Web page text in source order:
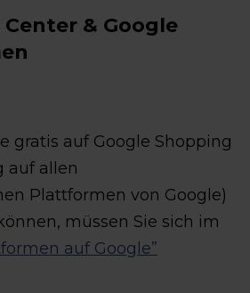
& Google
gratis auf Google Shopping
auf allen
Plattformen von Google)
müssen Sie sich im
auf Google”